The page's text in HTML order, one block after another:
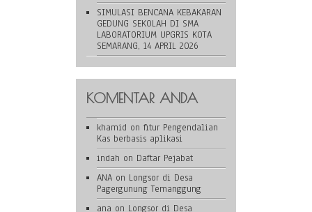
SIMULASI BENCANA KEBAKARAN
GEDUNG SEKOLAH DI SMA
LABORATORIUM UPGRIS KOTA
SEMARANG, 14 APRIL 2026
KOMENTAR ANDA
khamid on fitur Pengendalian
Kas berbasis aplikasi
indah on Daftar Pejabat
ANA on Longsor di Desa
Pagergunung Temanggung
ana on Longsor di Desa